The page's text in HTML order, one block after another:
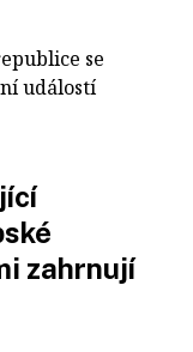
se
událostí
zahrnují